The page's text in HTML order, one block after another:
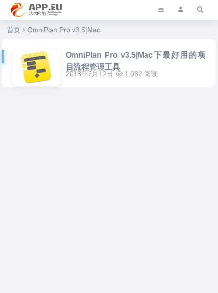
艺优软件乐园
首页 OmniPlan Pro v3.5|Mac
OmniPlan Pro v3.5|Mac下最好用的项
目流程管理工具
2018年5月12日 1,082 阅读